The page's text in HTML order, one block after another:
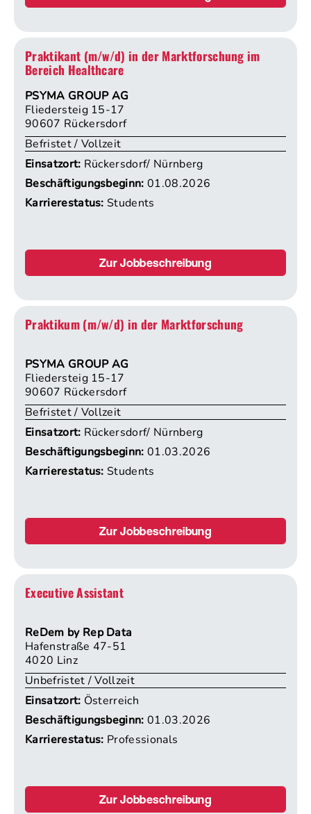
Praktikant (m/w/d) in der Marktforschung im
Bereich Healthcare
PSYMA GROUP AG
Fliedersteig 15-17
90607 Rückersdorf
Befristet / Vollzeit
Einsatzort: Rückersdorf/ Nürnberg
Beschäftigungsbeginn:01.08.2026
Karrierestatus:Students
Zur Jobbeschreibung
Praktikum (m/w/d) in der Marktforschung
PSYMA GROUP AG
Fliedersteig 15-17
90607 Rückersdorf
Befristet / Vollzeit
Einsatzort: Rückersdorf/ Nürnberg
Beschäftigungsbeginn:01.03.2026
Karrierestatus:Students
Zur Jobbeschreibung
Executive Assistant
ReDem by Rep Data
Hafenstraße 47-51
4020 Linz
Unbefristet / Vollzeit
Einsatzort: Österreich
Beschäftigungsbeginn:01.03.2026
Karrierestatus: Professionals
Zur Jobbeschreibung